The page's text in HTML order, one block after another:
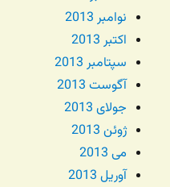
نوامبر 2013
اکتبر 2013
سپتامبر 2013
آگوست 2013
جولای 2013
ژوئن 2013
می 2013
آوریل 2013